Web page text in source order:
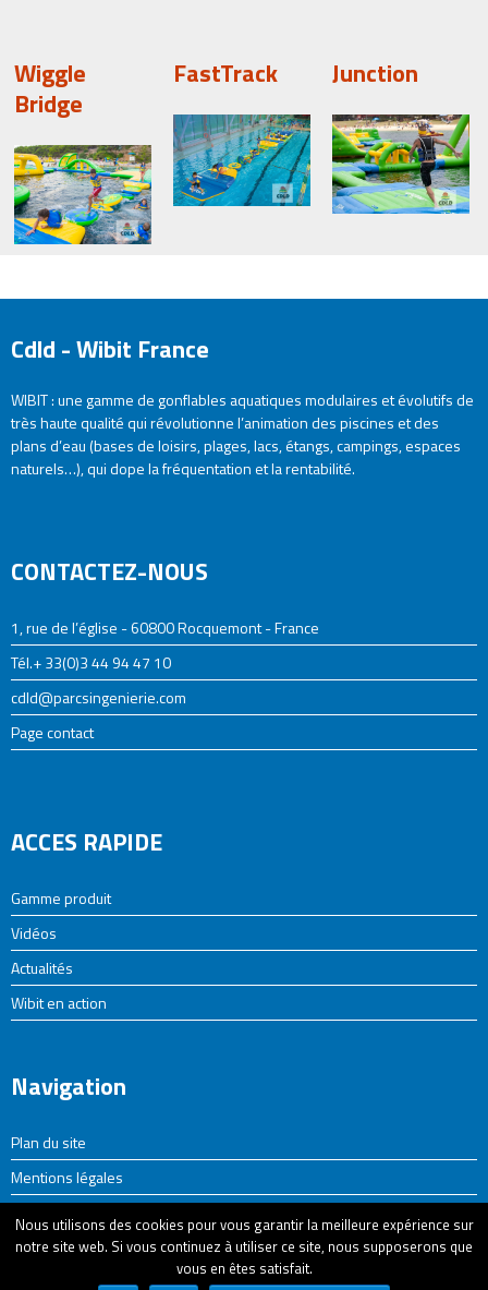
Wiggle
Bridge
FastTrack Junction
Cdld - Wibit France
WIBIT : une gamme de gonflables aquatiques modulaires et évolutifs de
très haute qualité qui révolutionne l’animation des piscines et des
plans d’eau (bases de loisirs, plages, lacs, étangs, campings, espaces
naturels…), qui dope la fréquentation et la rentabilité.
CONTACTEZ-NOUS
1, rue de l’église - 60800 Rocquemont - France
Tél.+ 33(0)3 44 94 47 10
cdld@parcsingenierie.com
Page contact
ACCES RAPIDE
Gamme produit
Vidéos
Actualités
Wibit en action
Navigation
Plan du site
Mentions légales
© CDLD • PARCS INGÉNIERIE
Nous utilisons des cookies pour vous garantir la meilleure expérience sur
notre site web. Si vous continuez à utiliser ce site, nous supposerons que
vous en êtes satisfait.